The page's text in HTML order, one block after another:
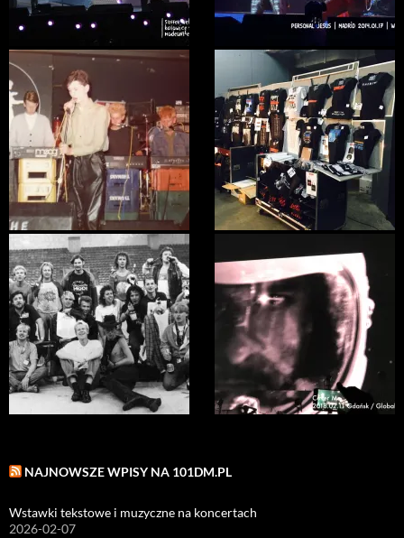
NAJNOWSZE WPISY NA 101DM.PL
Wstawki tekstowe i muzyczne na koncertach
2026-02-07